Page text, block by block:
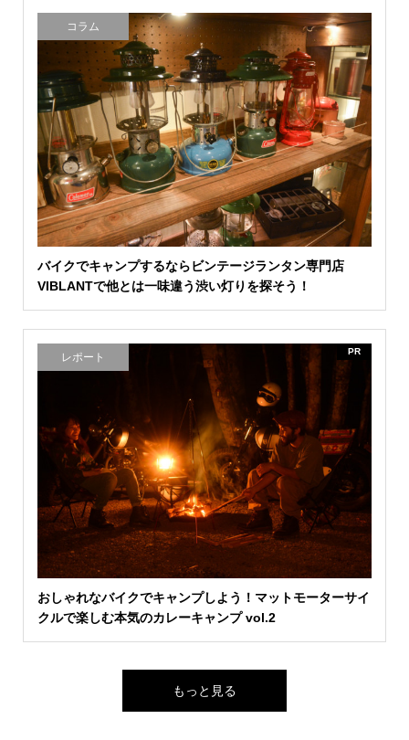
コラム
バイクでキャンプするならビンテージランタン専門店
VIBLANTで他とは一味違う渋い灯りを探そう！
レポート PR
おしゃれなバイクでキャンプしよう！マットモーターサイ
クルで楽しむ本気のカレーキャンプ vol.2
もっと見る